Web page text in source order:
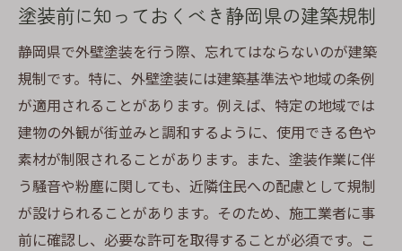
地域特有の素材を活かした施工例
コミュニティと共に育む外壁塗装の価値
口コミと事例で見る信頼できる施工業者の特徴
口コミから読み解く業者の信頼性
成功事例が示す施工技術の高さ
トラブル対応の迅速さを見極める
顧客満足度を測る重要な指標
継続的なサポート体制の確認
塗装前に知っておくべき静岡県の建築規制
静岡県で外壁塗装を行う際、忘れてはならないのが建築
規制です。特に、外壁塗装には建築基準法や地域の条例
が適用されることがあります。例えば、特定の地域では
建物の外観が街並みと調和するように、使用できる色や
素材が制限されることがあります。また、塗装作業に伴
う騒音や粉塵に関しても、近隣住民への配慮として規制
が設けられることがあります。そのため、施工業者に事
前に確認し、必要な許可を取得することが必須です。こ